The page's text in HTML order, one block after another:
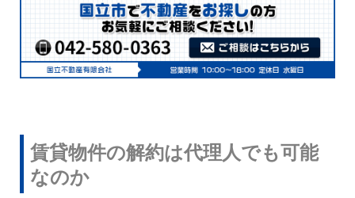
賃貸物件の解約は代理人でも可能
なのか